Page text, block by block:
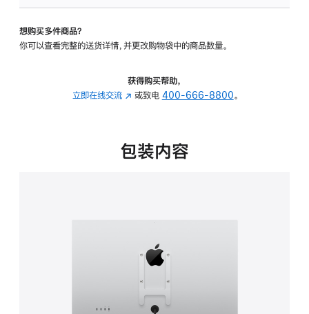
转
的
想购买多件商品？
你可以查看完整的送货详情，并更改购物袋中的商品数量。
获得购买帮助，
立即在线交流 (在
中
或致电 400-666-8800。
包装内容